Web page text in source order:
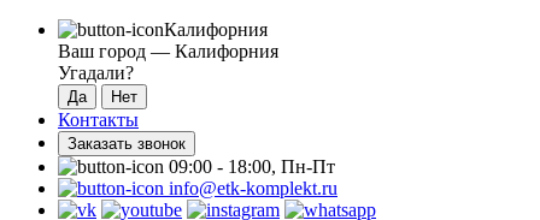
Калифорния
Ваш город — Калифорния
Угадали?
Контакты
Заказать звонок
09:00 - 18:00, Пн-Пт
info@etk-komplekt.ru